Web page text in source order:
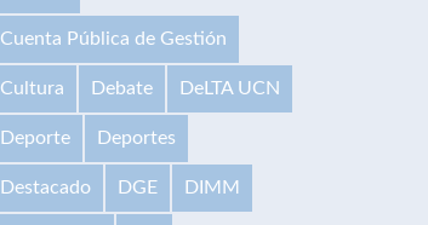
Cuenta Pública de Gestión
Cultura Debate DeLTA UCN
Deporte Deportes
Destacado DGE DIMM